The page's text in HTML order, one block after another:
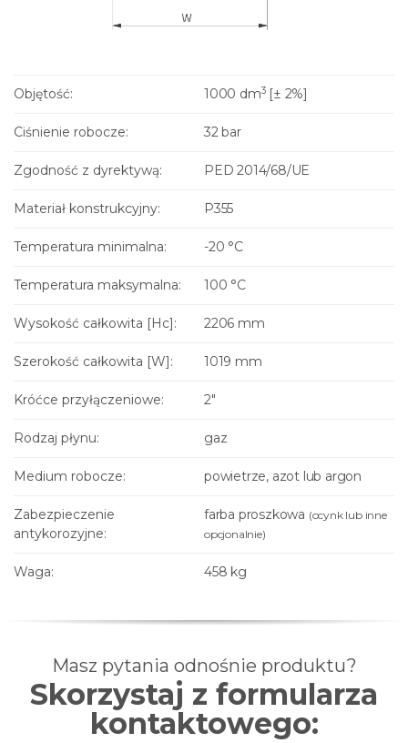
Objętość: 1000 dm3[± 2%]
Ciśnienie robocze: 32 bar
Zgodność z dyrektywą: PED 2014/68/UE
Materiał konstrukcyjny: P355
Temperatura minimalna: -20 °C
Temperatura maksymalna: 100 °C
Wysokość całkowita [Hc]: 2206 mm
Szerokość całkowita [W]: 1019 mm
Króćce przyłączeniowe: 2"
Rodzaj płynu: gaz
Medium robocze: powietrze, azot lub argon
Zabezpieczenie
antykorozyjne:
farba proszkowa (ocynk lub inne
opcjonalnie)
Waga: 458 kg
Masz pytania odnośnie produktu?
Skorzystaj z formularza
kontaktowego: